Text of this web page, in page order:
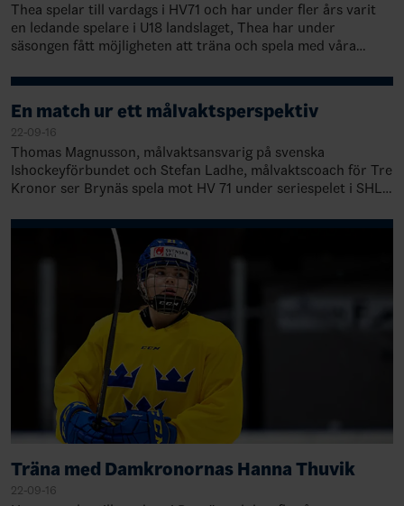
Thea spelar till vardags i HV71 och har under fler års varit
en ledande spelare i U18 landslaget, Thea har under
säsongen fått möjligheten att träna och spela med våra
En match ur ett målvaktsperspektiv
22-09-16
Thomas Magnusson, målvaktsansvarig på svenska
Ishockeyförbundet och Stefan Ladhe, målvaktscoach för Tre
Kronor ser Brynäs spela mot HV 71 under seriespelet i SHL
Träna med Damkronornas Hanna Thuvik
22-09-16